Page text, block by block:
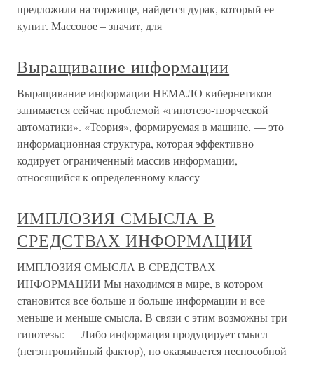
предложили на торжище, найдется дурак, который ее
купит. Массовое – значит, для
Выращивание информации
Выращивание информации НЕМАЛО кибернетиков
занимается сейчас проблемой «гипотезо-творческой
автоматики». «Теория», формируемая в машине, — это
информационная структура, которая эффективно
кодирует ограниченный массив информации,
относящийся к определенному классу
ИМПЛОЗИЯ СМЫСЛА В
СРЕДСТВАХ ИНФОРМАЦИИ
ИМПЛОЗИЯ СМЫСЛА В СРЕДСТВАХ
ИНФОРМАЦИИ Мы находимся в мире, в котором
становится все больше и больше информации и все
меньше и меньше смысла. В связи с этим возможны три
гипотезы: — Либо информация продуцирует смысл
(негэнтропийный фактор), но оказывается неспособной